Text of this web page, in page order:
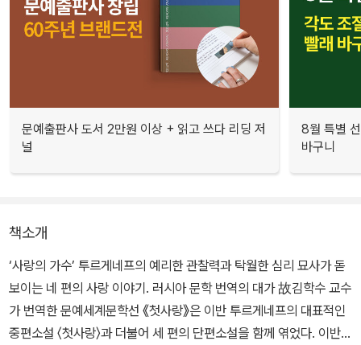
문예출판사 도서 2만원 이상 + 읽고 쓰다 리딩 저
널
8월 특별
바구니
책소개
‘사랑의 가수’ 투르게네프의 예리한 관찰력과 탁월한 심리 묘사가 돋
보이는 네 편의 사랑 이야기. 러시아 문학 번역의 대가 故김학수 교수
가 번역한 문예세계문학선 《첫사랑》은 이반 투르게네프의 대표적인
중편소설 〈첫사랑〉과 더불어 세 편의 단편소설을 함께 엮었다. 이반